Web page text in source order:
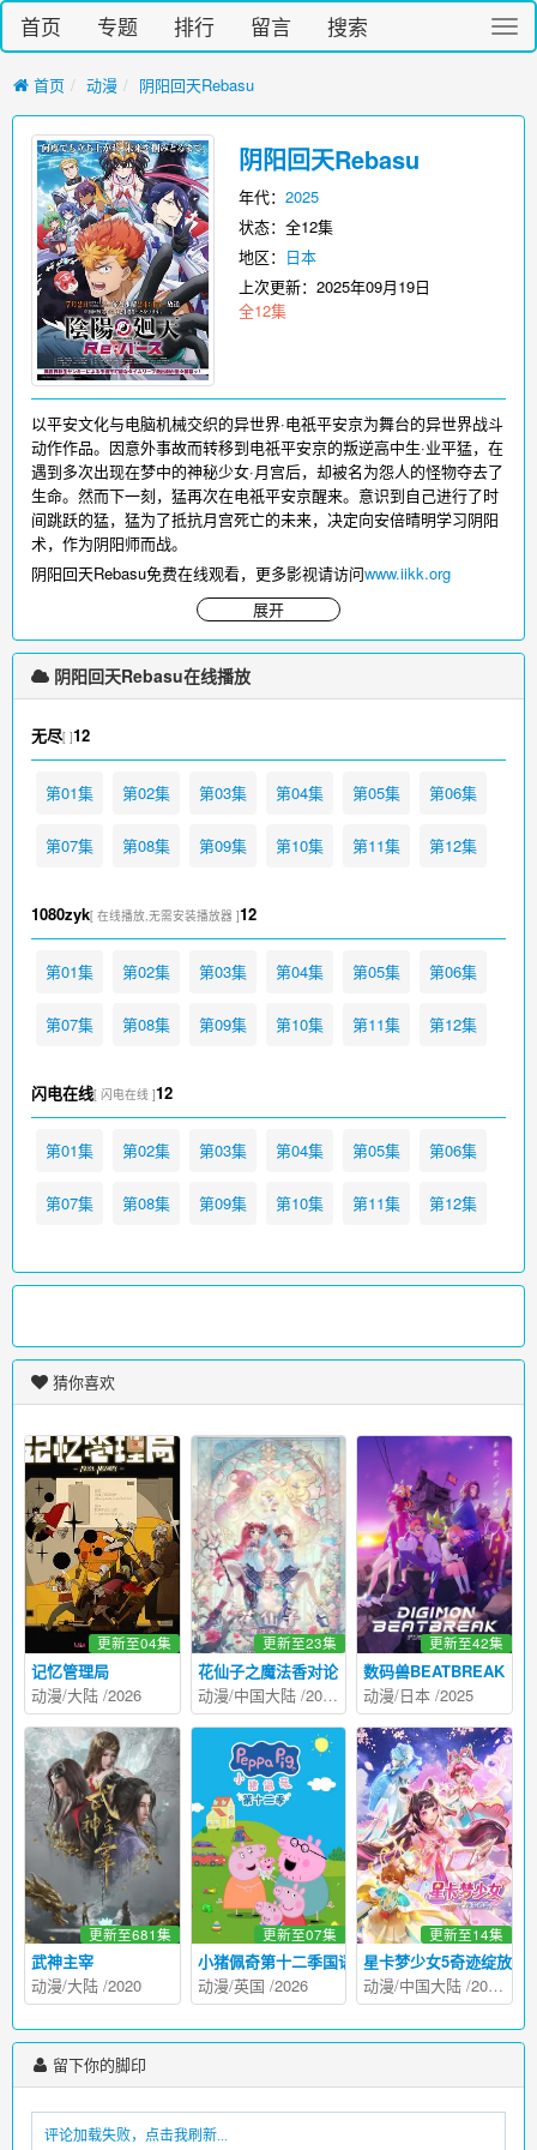
切
换
首页 专题 排行 留言 搜索
首页 动漫 阴阳回天Rebasu
阴阳回天Rebasu
年代：2025
状态：全12集
地区： 日本
上次更新：2025年09月19日
全12集
展开
以平安文化与电脑机械交织的异世界·电祇平安京为舞台的异世界战斗
动作作品。因意外事故而转移到电祇平安京的叛逆高中生·业平猛，在
遇到多次出现在梦中的神秘少女·月宫后，却被名为怨人的怪物夺去了
生命。然而下一刻，猛再次在电祇平安京醒来。意识到自己进行了时
间跳跃的猛，猛为了抵抗月宫死亡的未来，决定向安倍晴明学习阴阳
术，作为阴阳师而战。
阴阳回天Rebasu免费在线观看，更多影视请访问www.iikk.org
阴阳回天Rebasu在线播放
无尽[ ]12
第01集 第02集 第03集 第04集 第05集 第06集
第07集 第08集 第09集 第10集 第11集 第12集
1080zyk[ 在线播放,无需安装播放器 ]12
第01集 第02集 第03集 第04集 第05集 第06集
第07集 第08集 第09集 第10集 第11集 第12集
闪电在线[ 闪电在线 ]12
第01集 第02集 第03集 第04集 第05集 第06集
第07集 第08集 第09集 第10集 第11集 第12集
猜你喜欢
记忆管理局
更新至04集
动漫/大陆 /2026
花仙子之魔法香对论
更新至23集
动漫/中国大陆/2026
数码兽BEATBREAK
更新至42集
动漫/日本 /2025
武神主宰
更新至681集
动漫/大陆 /2020
小猪佩奇第十二季国语
更新至07集
动漫/英国 /2026
星卡梦少女5奇迹绽放
更新至14集
动漫/中国大陆 /2026
留下你的脚印
评论加载失败，点击我刷新...